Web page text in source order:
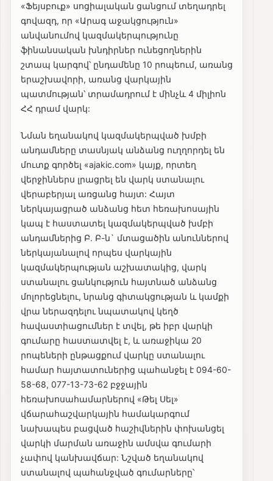
«Ֆեյսբուք» սոցիալական ցանցում տեղադրել
գովազդ, որ «Արագ աջակցություն»
անվանումով կազմակերպությունը
ֆինանսական խնդիրներ ունեցողներին
շտապ կարգով՝ ընդամենը 10 րոպեում, առանց
երաշխավորի, առանց վարկային
պատմության՝ տրամադրում է մինչև 4 միլիոն
ՀՀ դրամ վարկ:
Նման եղանակով կազմակերպված խմբի
անդամները տասնյակ անձանց ուղղորդել են
մուտք գործել «ajakic.com» կայք, որտեղ
վերջիններս լրացրել են վարկ ստանալու
վերաբերյալ առցանց հայտ: Հայտ
ներկայացրած անձանց հետ հեռախոսային
կապ է հաստատել կազմակերպված խմբի
անդամներից Բ. Բ-ն` մտացածին անուններով
ներկայանալով որպես վարկային
կազմակերպության աշխատակից, վարկ
ստանալու ցանկություն հայտնած անձանց
մոլորեցնելու, նրանց գիտակցության և կամքի
վրա ներազդելու նպատակով կեղծ
հավաստիացումներ է տվել, թե իբր վարկի
գումարը հաստատվել է, և առաջիկա 20
րոպեների ընթացքում վարկը ստանալու
համար հայտատուներից պահանջել է 094-60-
58-68, 077-13-73-62 բջջային
հեռախոսահամարներով «Թել Սել»
վճարահաշվարկային համակարգում
նախապես բացված հաշիվներին փոխանցել
վարկի մարման առաջին ամսվա գումարի
չափով կանխավճար: Նշված եղանակով
ստանալով պահանջված գումարները՝